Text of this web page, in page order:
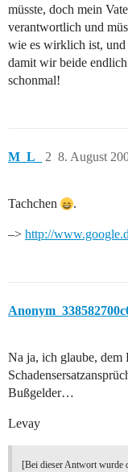
müsste, doch mein
verantwortlich und
wie es wirklich ist, und
damit wir beide
schonmal!
M_L_ 8. August
2
Tachchen .
–> http://
Na ja, ich glaube, dem
Bußgelder…
Levay
[Bei dieser Antwort wurde